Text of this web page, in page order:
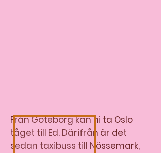
Från Göteborg kan ni ta Oslo
tåget till Ed. Därifrån är det
sedan taxibuss till Nössemark,